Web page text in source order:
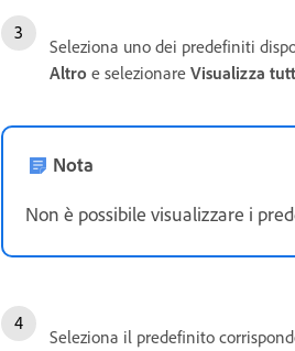
Seleziona uno dei predefiniti
Altro e selezionare Visualizza
Nota
Non è possibile visualizzare i
Seleziona il predefinito